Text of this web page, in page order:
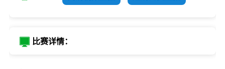
比赛详情：